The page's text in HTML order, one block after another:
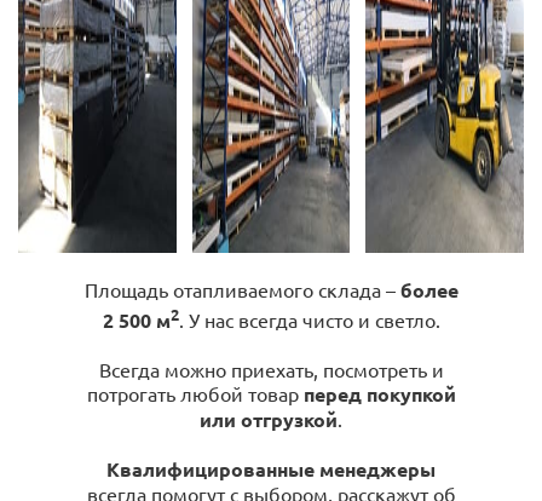
Площадь отапливаемого склада – более
2 500 м2. У нас всегда чисто и светло.
Всегда можно приехать, посмотреть и
потрогать любой товар перед покупкой
или отгрузкой.
Квалифицированные менеджеры
всегда помогут с выбором, расскажут об